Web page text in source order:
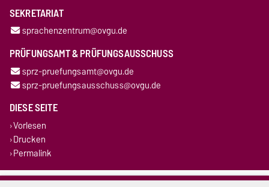
SEKRETARIAT
sprachenzentrum@ovgu.de
PRÜFUNGSAMT & PRÜFUNGSAUSSCHUSS
sprz-pruefungsamt@ovgu.de
sprz-pruefungsausschuss@ovgu.de
DIESE SEITE
Vorlesen
Drucken
Permalink
Impressum